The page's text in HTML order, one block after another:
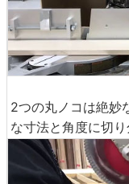
2つの丸ノコは絶妙
な寸法と角度に切り